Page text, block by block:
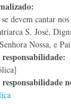
devem cantar
S. José,
Nossa, e
responsabilidade